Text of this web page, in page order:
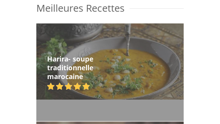
Meilleures Recettes
Harira- soupe
traditionnelle
marocaine